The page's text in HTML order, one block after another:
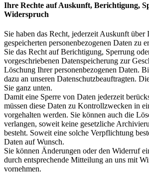
Ihre Rechte auf Auskunft, Berichtigung,
Widerspruch
Sie haben das Recht, jederzeit Auskunft über
gespeicherten personenbezogenen Daten zu
Sie das Recht auf Berichtigung, Sperrung
vorgeschriebenen Datenspeicherung zur
Löschung Ihrer personenbezogenen Daten.
dazu an unseren Datenschutzbeauftragten.
Sie ganz unten.
Damit eine Sperre von Daten jederzeit
müssen diese Daten zu Kontrollzwecken in
vorgehalten werden. Sie können auch die
verlangen, soweit keine gesetzliche
besteht. Soweit eine solche Verpflichtung
Daten auf Wunsch.
Sie können Änderungen oder den Widerruf
durch entsprechende Mitteilung an uns mit
vornehmen.